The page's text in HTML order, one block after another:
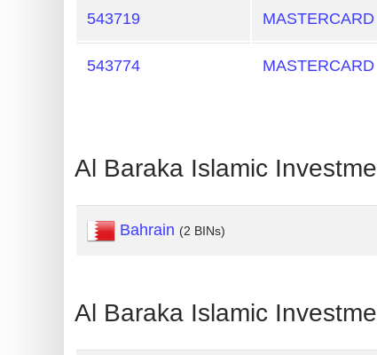
Random
Credit
Card
Card
BIN
Credit
Service
543719 MASTERCARD
543774 MASTERCARD
Al Baraka Islamic
Bahrain (2 BINs)
Al Baraka Islamic